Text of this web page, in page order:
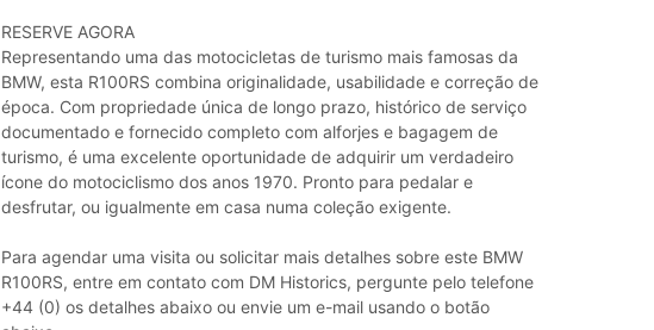
RESERVE AGORA
Representando uma das motocicletas de turismo mais famosas da
BMW, esta R100RS combina originalidade, usabilidade e correção de
época. Com propriedade única de longo prazo, histórico de serviço
documentado e fornecido completo com alforjes e bagagem de
turismo, é uma excelente oportunidade de adquirir um verdadeiro
ícone do motociclismo dos anos 1970. Pronto para pedalar e
desfrutar, ou igualmente em casa numa coleção exigente.
Para agendar uma visita ou solicitar mais detalhes sobre este BMW
R100RS, entre em contato com DM Historics, pergunte pelo telefone
+44 (0) os detalhes abaixo ou envie um e-mail usando o botão